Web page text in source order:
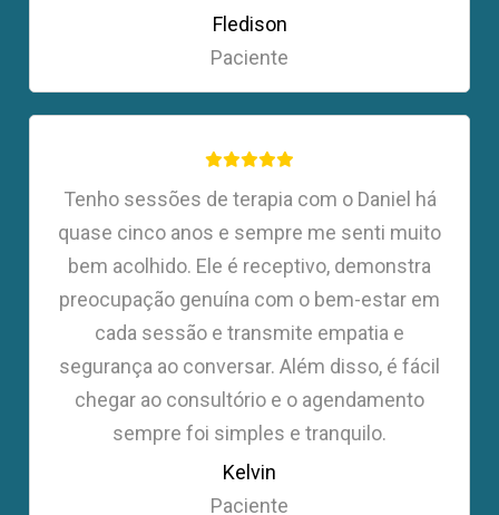
Fledison
Paciente
Tenho sessões de terapia com o Daniel há
quase cinco anos e sempre me senti muito
bem acolhido. Ele é receptivo, demonstra
preocupação genuína com o bem-estar em
cada sessão e transmite empatia e
segurança ao conversar. Além disso, é fácil
chegar ao consultório e o agendamento
sempre foi simples e tranquilo.
Kelvin
Paciente